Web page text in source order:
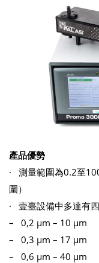
產品優勢
· 測量範圍為0.2至
圍）
· 壹臺設備中多達有
– 0,2 μm – 10 μm
– 0,3 μm – 17 μm
– 0,6 μm – 40 μm